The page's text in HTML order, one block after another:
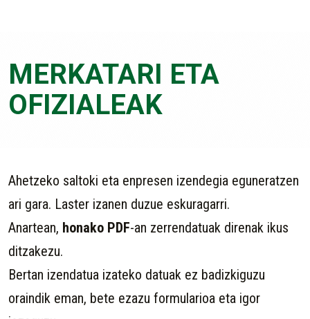
MERKATARI ETA
OFIZIALEAK
Ahetzeko saltoki eta enpresen izendegia eguneratzen
ari gara. Laster izanen duzue eskuragarri.
Anartean, honako PDF-an zerrendatuak direnak ikus
ditzakezu.
Bertan izendatua izateko datuak ez badizkiguzu
oraindik eman, bete ezazu formularioa eta igor